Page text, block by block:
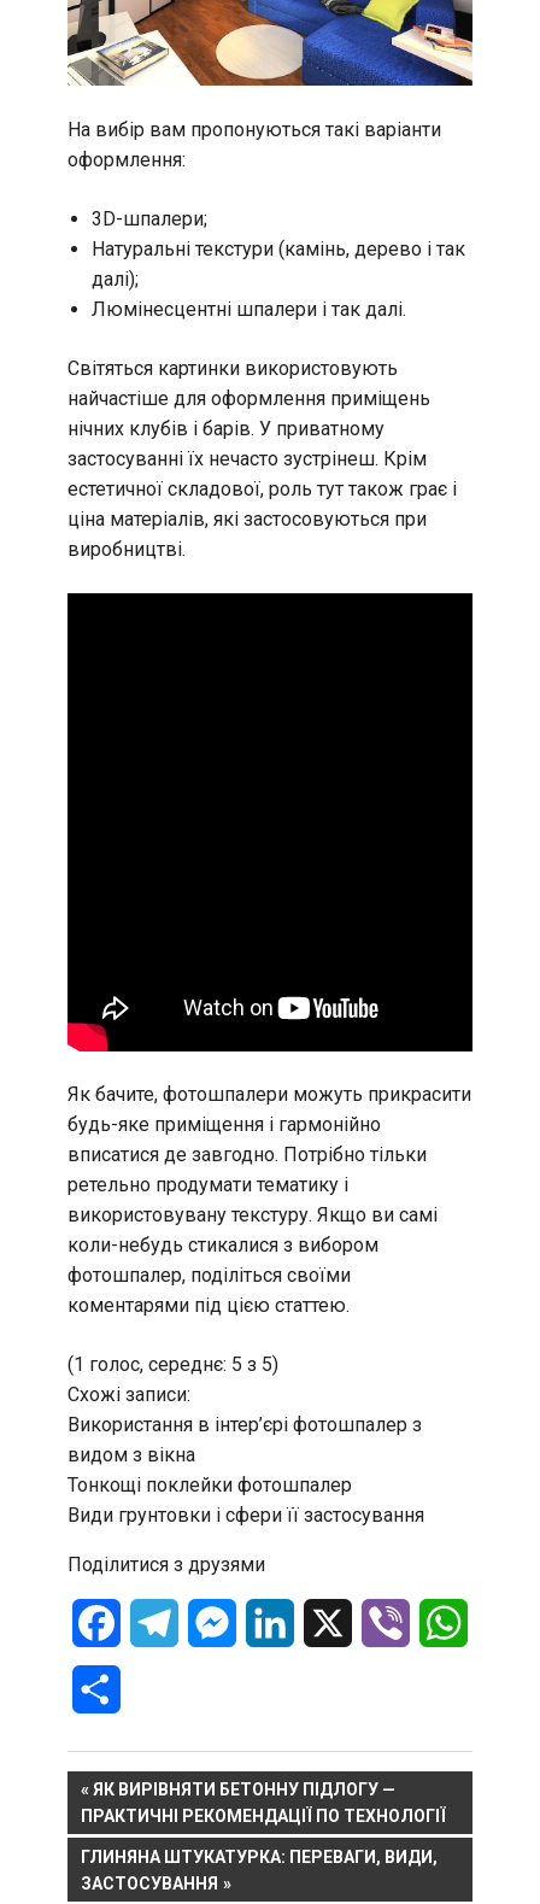
На вибір вам пропонуються такі варіанти
оформлення:
3D-шпалери;
Натуральні текстури (камінь, дерево і так
далі);
Люмінесцентні шпалери і так далі.
Світяться картинки використовують
найчастіше для оформлення приміщень
нічних клубів і барів. У приватному
застосуванні їх нечасто зустрінеш. Крім
естетичної складової, роль тут також грає і
ціна матеріалів, які застосовуються при
виробництві.
Як бачите, фотошпалери можуть прикрасити
будь-яке приміщення і гармонійно
вписатися де завгодно. Потрібно тільки
ретельно продумати тематику і
використовувану текстуру. Якщо ви самі
коли-небудь стикалися з вибором
фотошпалер, поділіться своїми
коментарями під цією статтею.
(1 голос, середнє: 5 з 5)
Схожі записи:
Використання в інтер’єрі фотошпалер з
видом з вікна
Тонкощі поклейки фотошпалер
Види грунтовки і сфери її застосування
Поділитися з друзями
FacebookTelegramMessenger
LinkedIn Viber
Навигация
по
записям
PREVIOUS
POST:
ЯК ВИРІВНЯТИ БЕТОННУ ПІДЛОГУ —
ПРАКТИЧНІ РЕКОМЕНДАЦІЇ ПО ТЕХНОЛОГІЇ
NEXT
POST:
ГЛИНЯНА ШТУКАТУРКА: ПЕРЕВАГИ, ВИДИ,
ЗАСТОСУВАННЯ